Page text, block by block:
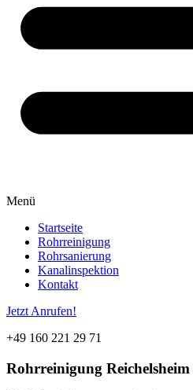
Menü
Startseite
Rohrreinigung
Rohrsanierung
Kanalinspektion
Kontakt
Jetzt Anrufen!
+49 160 221 29 71
Rohrreinigung Reichelsheim